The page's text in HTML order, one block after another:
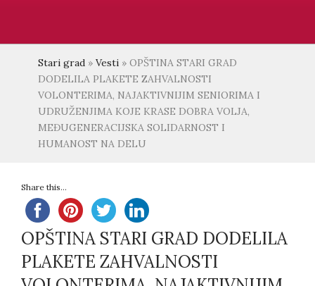
Stari grad » Vesti » OPŠTINA STARI GRAD
DODELILA PLAKETE ZAHVALNOSTI
VOLONTERIMA, NAJAKTIVNIJIM SENIORIMA I
UDRUŽENJIMA KOJE KRASE DOBRA VOLJA,
MEĐUGENERACIJSKA SOLIDARNOST I
HUMANOST NA DELU
Share this...
OPŠTINA STARI GRAD DODELILA
PLAKETE ZAHVALNOSTI